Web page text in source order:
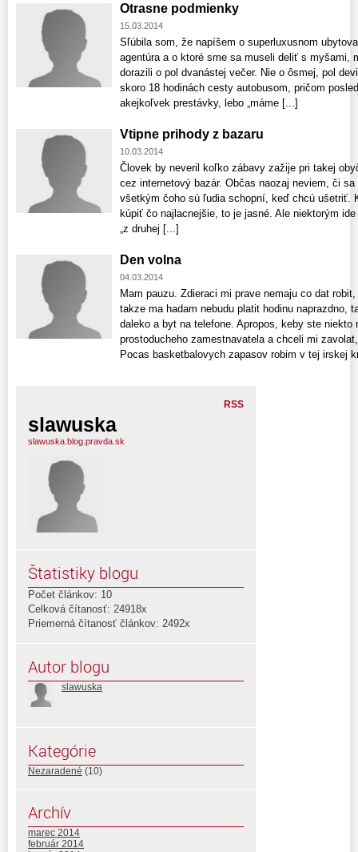
Otrasne podmienky
15.03.2014
Sľúbila som, že napíšem o superluxusnom
agentúra a o ktoré sme sa museli deliť s myšami,
dorazili o pol dvanástej večer. Nie o ôsmej, pol
skoro 18 hodinách cesty autobusom, pričom
akejkoľvek prestávky, lebo „máme [...]
Vtipne prihody z bazaru
10.03.2014
Človek by neveril koľko zábavy zažije pri takej
cez internetový bazár. Občas naozaj neviem, či
všetkým čoho sú ľudia schopní, keď chcú ušetriť.
kúpiť čo najlacnejšie, to je jasné. Ale niektorým
„z druhej [...]
Den volna
04.03.2014
Mam pauzu. Zdieraci mi prave nemaju co dat
takze ma hadam nebudu platit hodinu naprazdno,
daleko a byt na telefone. Apropos, keby ste niekto
prostoducheho zamestnavatela a chceli mi
Pocas basketbalovych zapasov robim v tej irskej
RSS
slawuska
slawuska.blog.pravda.sk
Štatistiky blogu
Počet článkov: 10
Celková čítanosť: 24918x
Priemerná čítanosť článkov: 2492x
Autor blogu
slawuska
Kategórie
Nezaradené (10)
Archív
marec 2014
február 2014